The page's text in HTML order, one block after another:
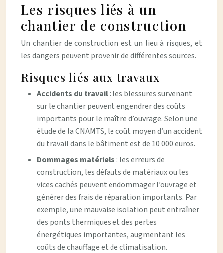
Les risques liés à un
chantier de construction
Un chantier de construction est un lieu à risques, et
les dangers peuvent provenir de différentes sources.
Risques liés aux travaux
Accidents du travail: les blessures survenant
sur le chantier peuvent engendrer des coûts
importants pour le maître d’ouvrage. Selon une
étude de la CNAMTS, le coût moyen d’un accident
du travail dans le bâtiment est de 10 000 euros.
Dommages matériels : les erreurs de
construction, les défauts de matériaux ou les
vices cachés peuvent endommager l’ouvrage et
générer des frais de réparation importants. Par
exemple, une mauvaise isolation peut entraîner
des ponts thermiques et des pertes
énergétiques importantes, augmentant les
coûts de chauffage et de climatisation.